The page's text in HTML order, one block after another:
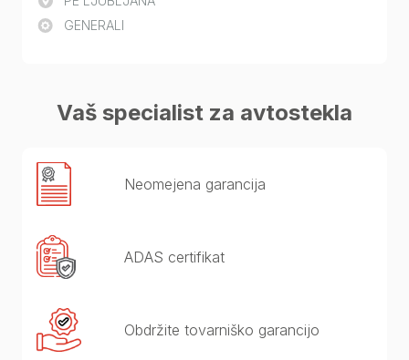
GENERALI
Vaš specialist za avtostekla
Neomejena garancija
ADAS certifikat
Obdržite tovarniško garancijo